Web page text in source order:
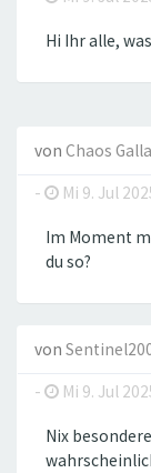
Hi Ihr alle,
von Chaos
-
Mi 9. Jul
Im Moment
du so?
von
-
Mi 9. Jul
Nix